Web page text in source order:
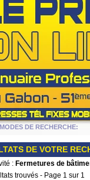
MODES DE
DE VOTRE
: Fermetures de
trouvés - Page 1 sur 1